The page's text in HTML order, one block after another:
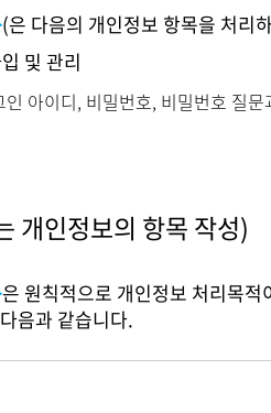
(은 다음의 개인정보 항목을 처리
및 관리
인 아이디, 비밀번호, 비밀번호 질
개인정보의 항목 작성)
은 원칙적으로 개인정보 처리목
음과 같습니다.